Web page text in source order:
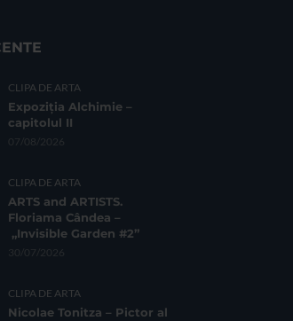
CLIPA DE ARTA
Expoziția Alchimie –
capitolul II
07/08/2026
CLIPA DE ARTA
ARTS and ARTISTS.
Floriama Cândea –
„Invisible Garden #2”
30/07/2026
CLIPA DE ARTA
Nicolae Tonitza – Pictor al